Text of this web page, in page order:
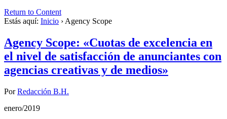
Return to Content
Estás aquí: Inicio › Agency Scope
Agency Scope: «Cuotas de excelencia en
el nivel de satisfacción de anunciantes con
agencias creativas y de medios»
PorRedacción B.H.
enero/2019